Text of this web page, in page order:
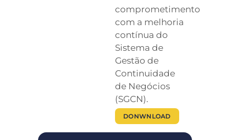
comprometimento
com a melhoria
contínua do
Sistema de
Gestão de
Continuidade
de Negócios
(SGCN).
DONWNLOAD